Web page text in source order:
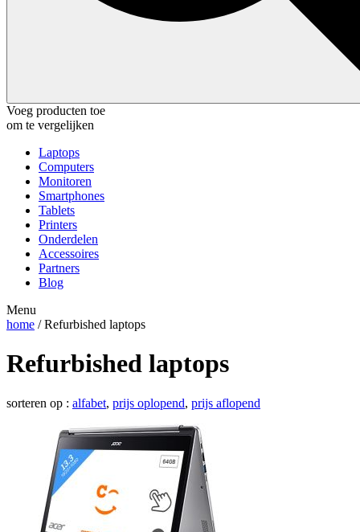
Voeg producten toe
om te vergelijken
Laptops
Computers
Monitoren
Smartphones
Tablets
Printers
Onderdelen
Accessoires
Partners
Blog
Menu
home / Refurbished laptops
Refurbished laptops
sorteren op : alfabet, prijs oplopend, prijs aflopend